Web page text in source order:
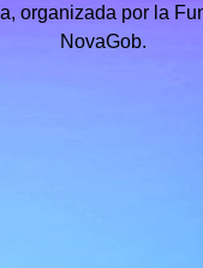
organizada por la
NovaGob.